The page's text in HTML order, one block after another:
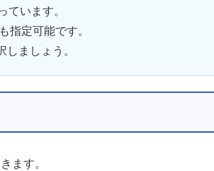
ています。
指定可能です。
ましょう。
ます。